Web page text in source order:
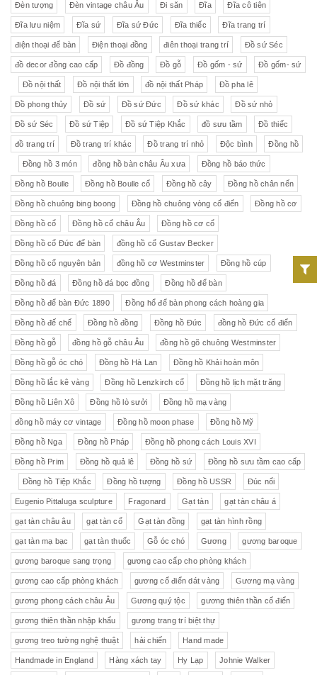
Đèn tượng Đèn vintage châu Âu Đi săn Đĩa Đĩa cô tiên
Đĩa lưu niệm Đĩa sứ Đĩa sứ Đức Đĩa thiếc Đĩa trang trí
điện thoại để bàn Điện thoại đồng điên thoại trang trí Đồ sứ Séc
đồ decor đồng cao cấp Đồ đồng Đồ gỗ Đồ gốm - sứ Đồ gốm- sứ
Đồ nội thất Đồ nội thất lớn đồ nội thất Pháp Đồ pha lê
Đồ phong thủy Đồ sứ Đồ sứ Đức Đồ sứ khác Đồ sứ nhỏ
Đồ sứ Séc Đồ sứ Tiệp Đồ sứ Tiệp Khắc đồ sưu tầm Đồ thiếc
đồ trang trí Đồ trang trí khác Đồ trang trí nhỏ Độc bình Đồng hồ
Đồng hồ 3 món đồng hồ bàn châu Âu xưa Đồng hồ báo thức
Đồng hồ Boulle Đồng hồ Boulle cổ Đồng hồ cây Đồng hồ chân nến
Đồng hồ chuông bing boong Đồng hồ chuông vòng cổ điển Đồng hồ cơ
Đồng hồ cổ Đồng hồ cổ châu Âu Đồng hồ cơ cổ
Đồng hồ cổ Đức để bàn đồng hồ cổ Gustav Becker
Đồng hồ cổ nguyên bản đồng hồ cơ Westminster Đồng hồ cúp
Đồng hồ đá Đồng hồ đá bọc đồng Đồng hồ để bàn
Đồng hồ để bàn Đức 1890 Đồng hổ để bàn phong cách hoàng gia
Đồng hồ đế chế Đồng hồ đồng Đồng hồ Đức đồng hồ Đức cổ điển
Đồng hồ gỗ đồng hồ gỗ châu Âu đồng hồ gõ chuông Westminster
Đồng hồ gỗ óc chó Đồng hồ Hà Lan Đồng hồ Khải hoàn môn
Đồng hồ lắc kê vàng Đồng hồ Lenzkirch cổ Đồng hồ lịch mặt trăng
Đồng hồ Liên Xô Đồng hồ lò sưởi Đồng hồ mạ vàng
đồng hồ máy cơ vintage Đồng hồ moon phase Đồng hồ Mỹ
Đồng hồ Nga Đồng hồ Pháp Đồng hồ phong cách Louis XVI
Đồng hồ Prim Đồng hồ quả lê Đồng hồ sứ Đồng hồ sưu tầm cao cấp
Đồng hồ Tiệp Khắc Đồng hồ tượng Đồng hồ USSR Đúc nổi
Eugenio Pittaluga sculpture Fragonard Gạt tàn gạt tàn châu á
gạt tàn châu âu gạt tàn cổ Gạt tàn đồng gạt tàn hình rồng
gạt tàn mạ bạc gạt tàn thuốc Gỗ óc chó Gương gương baroque
gương baroque sang trọng gương cao cấp cho phòng khách
gương cao cấp phòng khách gương cổ điển dát vàng Gương mạ vàng
gương phong cách châu Âu Gương quý tộc gương thiên thần cổ điển
gương thiên thần nhập khẩu gương trang trí biệt thự
gương treo tường nghệ thuật hải chiến Hand made
Handmade in England Hàng xách tay Hy Lạp Johnie Walker